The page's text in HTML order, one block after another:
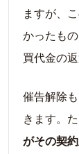
ますが、
かったも
買代金の
催告解除
きます。
がその契